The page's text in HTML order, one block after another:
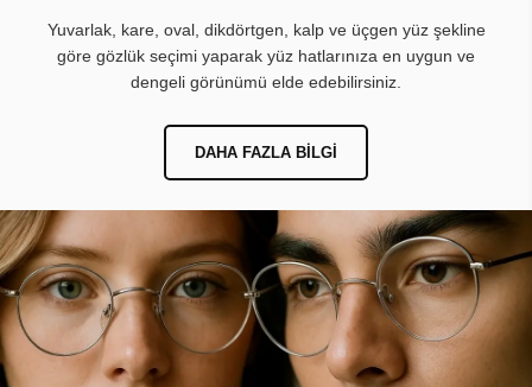
Yuvarlak, kare, oval, dikdörtgen, kalp ve üçgen yüz şekline
göre gözlük seçimi yaparak yüz hatlarınıza en uygun ve
dengeli görünümü elde edebilirsiniz.
DAHA FAZLA BILGI